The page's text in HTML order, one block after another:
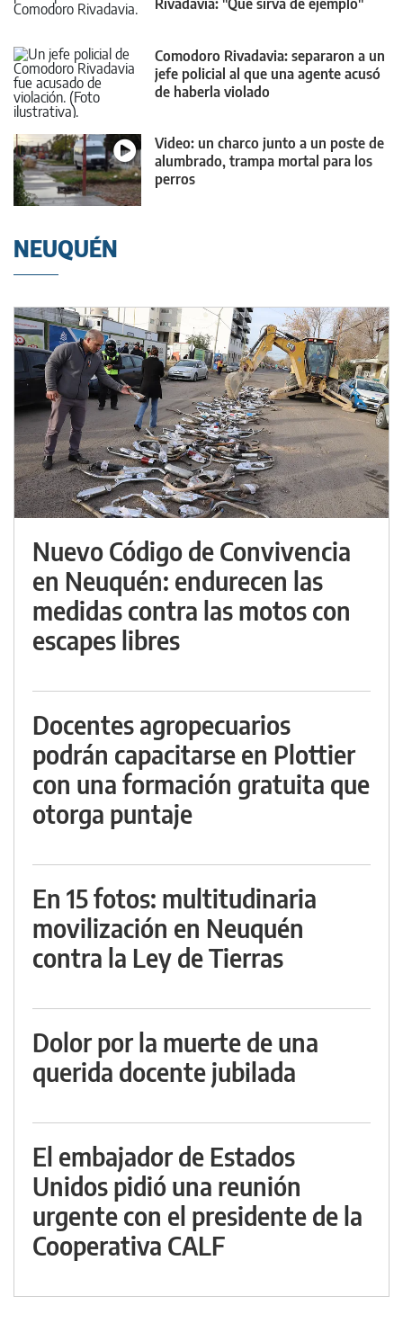
Rivadavia: "Que sirva de ejemplo"
Comodoro Rivadavia: separaron a un
jefe policial al que una agente acusó
de haberla violado
Video: un charco junto a un poste de
alumbrado, trampa mortal para los
perros
NEUQUÉN
Nuevo Código de Convivencia
en Neuquén: endurecen las
medidas contra las motos con
escapes libres
Docentes agropecuarios
podrán capacitarse en Plottier
con una formación gratuita que
otorga puntaje
En 15 fotos: multitudinaria
movilización en Neuquén
contra la Ley de Tierras
Dolor por la muerte de una
querida docente jubilada
El embajador de Estados
Unidos pidió una reunión
urgente con el presidente de la
Cooperativa CALF